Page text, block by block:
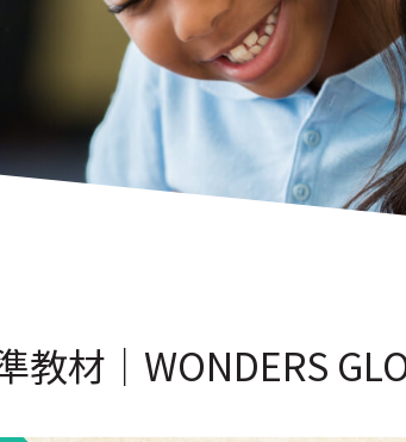
教材｜WONDERS